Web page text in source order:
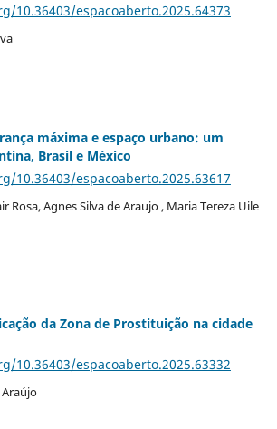
10.36403/espacoaberto.2025.64373
máxima e espaço urbano: um
Brasil e México
10.36403/espacoaberto.2025.63617
Rosa, Agnes Silva de Araujo , Maria Tereza Uile
da Zona de Prostituição na cidade
10.36403/espacoaberto.2025.63332